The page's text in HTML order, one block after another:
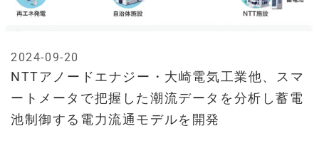
NTTアノードエナジー・大崎電気工業他、スマ
ートメータで把握した潮流データを分析し蓄電
池制御する電力流通モデルを開発
2024-09-20